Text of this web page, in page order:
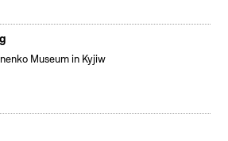
Museum in Kyjiw